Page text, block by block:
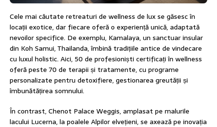
Cele mai căutate retreaturi de wellness de lux se găsesc în
locații exotice, dar fiecare oferă o experiență unică, adaptată
nevoilor specifice. De exemplu, Kamalaya, un sanctuar insular
din Koh Samui, Thailanda, îmbină tradițiile antice de vindecare
cu luxul holistic. Aici, 50 de profesioniști certificați în wellness
oferă peste 70 de terapii și tratamente, cu programe
personalizate pentru detoxifiere, gestionarea greutății și
îmbunătățirea somnului.
În contrast, Chenot Palace Weggis, amplasat pe malurile
lacului Lucerna, la poalele Alpilor elvețieni, se axează pe inovația